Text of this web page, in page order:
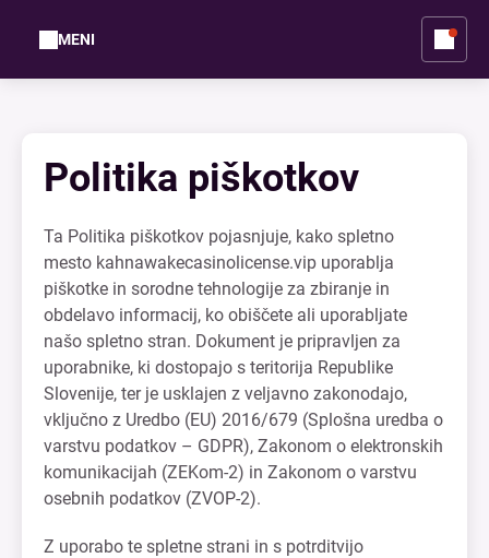
MENI
Politika piškotkov
Ta Politika piškotkov pojasnjuje, kako spletno
mesto kahnawakecasinolicense.vip uporablja
piškotke in sorodne tehnologije za zbiranje in
obdelavo informacij, ko obiščete ali uporabljate
našo spletno stran. Dokument je pripravljen za
uporabnike, ki dostopajo s teritorija Republike
Slovenije, ter je usklajen z veljavno zakonodajo,
vključno z Uredbo (EU) 2016/679 (Splošna uredba o
varstvu podatkov – GDPR), Zakonom o elektronskih
komunikacijah (ZEKom-2) in Zakonom o varstvu
osebnih podatkov (ZVOP-2).
Z uporabo te spletne strani in s potrditvijo